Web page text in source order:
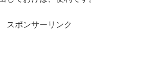
スポンサーリンク